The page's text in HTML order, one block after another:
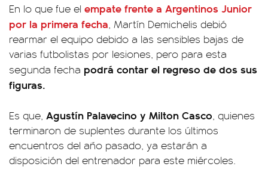
En lo que fue el empate frente a Argentinos Junior
por la primera fecha, Martín Demichelis debió
rearmar el equipo debido a las sensibles bajas de
varias futbolistas por lesiones, pero para esta
segunda fecha podrá contar el regreso de dos sus
figuras.
Es que, Agustín Palavecino y Milton Casco, quienes
terminaron de suplentes durante los últimos
encuentros del año pasado, ya estarán a
disposición del entrenador para este miércoles.